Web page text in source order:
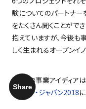
Share
験についてのパートナー
をたくさん聞くことがで
抱えていますが、今後も
しく生まれるオープンイ
* 一部の事業アイディ
サミット・ジャパン2018